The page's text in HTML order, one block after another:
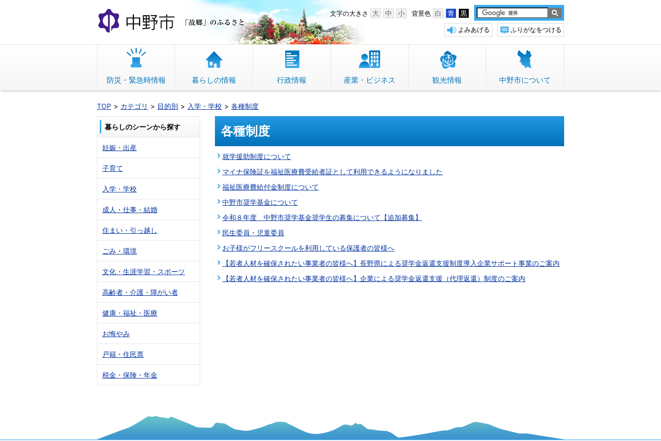
文
へ
動
中野市 「故郷」のふるさと 背景色 白 青 黒
文字の大きさ 大 中 小
ふりがなをつける
よみあげる
防災・緊急時情報 暮らしの情報 行政情報 産業・ビジネス 観光情報 中野市について
TOP カテゴリ 目的別 入学・学校 各種制度
各種制度
就学援助制度について
マイナ保険証を福祉医療費受給者証として利用できるようになりました
福祉医療費給付金制度について
中野市奨学基金について
令和８年度 中野市奨学基金奨学生の募集について【追加募集】
民生委員・児童委員
お子様がフリースクールを利用している保護者の皆様へ
【若者人材を確保されたい事業者の皆様へ】長野県による奨学⾦返還⽀援制度導入企業サポート事業のご案内
【若者人材を確保されたい事業者の皆様へ】企業による奨学⾦返還⽀援（代理返還）制度のご案内
暮らしのシーンから探す
妊娠・出産
子育て
入学・学校
成人・仕事・結婚
住まい・引っ越し
ごみ・環境
文化・生涯学習・スポーツ
高齢者・介護・障がい者
健康・福祉・医療
お悔やみ
戸籍・住民票
税金・保険・年金